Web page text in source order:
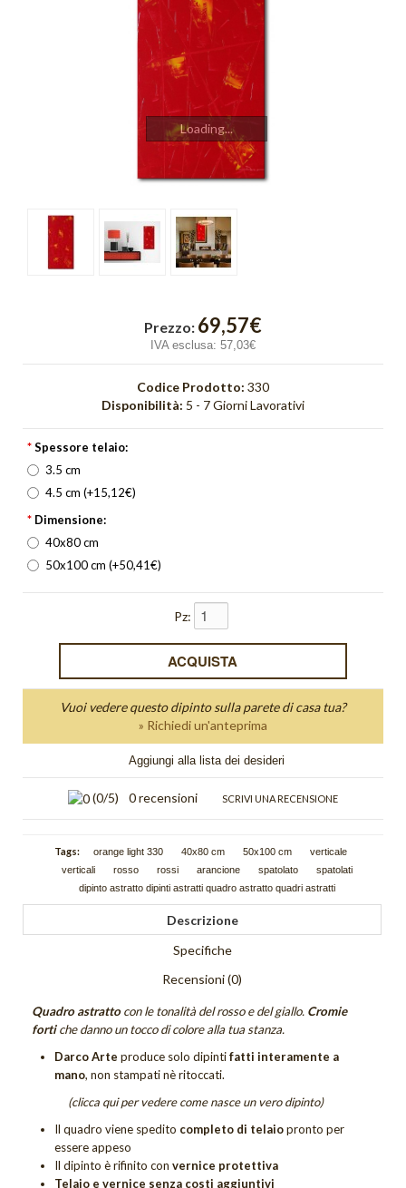
Incroci
Orologi
Pieghe
Quadri Bagliore
quadri moderni
Quadri Unici
Quiete
Tutti i quadri astratti
Quadri Composizioni Figurative
Quadri Glamour
Quadri Jazz
Quadri la Dormiente
Quadri Miscellanea
Quadri Sguardo
Loading...
Prezzo: 69,57€
IVA esclusa: 57,03€
Codice Prodotto: 330
Disponibilità: 5 - 7 Giorni Lavorativi
*Spessore telaio:
3.5 cm
4.5 cm (+15,12€)
* Dimensione:
40x80 cm
50x100 cm (+50,41€)
Pz:
Vuoi vedere questo dipinto sulla parete di casa tua?
» Richiedi un'anteprima
Aggiungi alla lista dei desideri
(0/5) 0 recensioni SCRIVI UNA RECENSIONE
Tags: orange light 330 40x80 cm 50x100 cm
verticale
verticali
rosso rossi arancione spatolato
spatolati
dipinto astratto dipinti astratti quadro astratto quadri astratti
Descrizione
Specifiche
Recensioni (0)
Quadro astrattocon le tonalità del rosso e del giallo. Cromie
fortiche danno un tocco di colore alla tua stanza.
Darco Arte produce solo dipintifatti interamente a
mano, non stampati nè ritoccati.
(clicca qui per vedere come nasce un vero dipinto)
Il quadro viene spedito completo di telaiopronto per
essere appeso
Il dipinto è rifinito con vernice protettiva
Telaio e vernice senza costi aggiuntivi